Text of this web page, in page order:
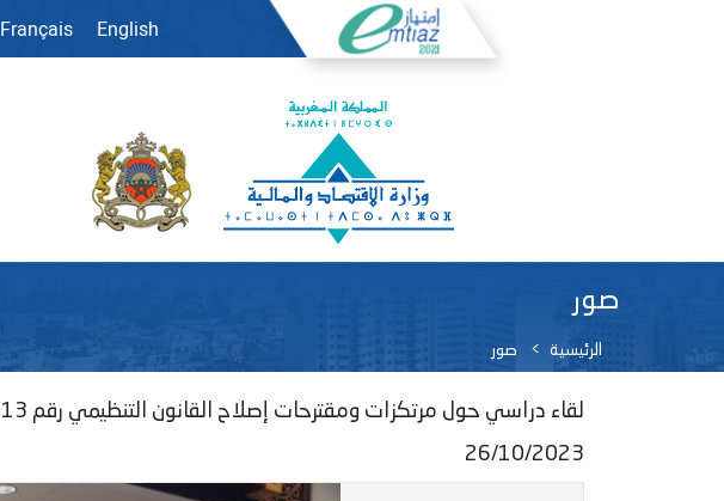
Français
English
صور
الرئيسية صور
لقاء دراسي حول مرتكزات ومقترحات إصلاح القانون التنظيمي رقم 130.13 لقانون المالية
26/10/2023